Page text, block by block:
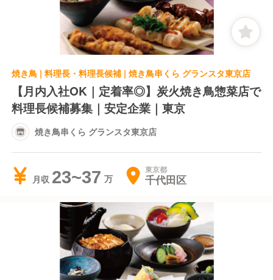
焼き鳥 | 料理長・料理長候補 | 焼き鳥串くら グランスタ東京店
【月内入社OK｜定着率◎】炭火焼き鳥惣菜店で
料理長候補募集｜安定企業｜東京
焼き鳥串くら グランスタ東京店
月収 23~37 東京都
千代田区